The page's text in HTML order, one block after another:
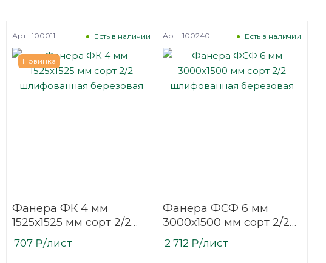
Новинка
Фанера ФК 4 мм
1525х1525 мм сорт 2/2
шлифованная
березовая
Есть в наличии
Арт.: 100011
707₽/лист
Фанера ФСФ 6 мм
3000х1500 мм сорт 2/2
шлифованная
березовая
Есть в наличии
Арт.: 100240
2 712 ₽/лист